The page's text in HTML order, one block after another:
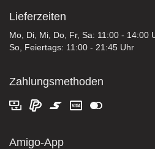
Lieferzeiten
Mo, Di, Mi, Do, Fr, Sa: 11:00 - 14:00
So, Feiertags: 11:00 - 21:45 Uhr
Zahlungsmethoden
Amigo-App